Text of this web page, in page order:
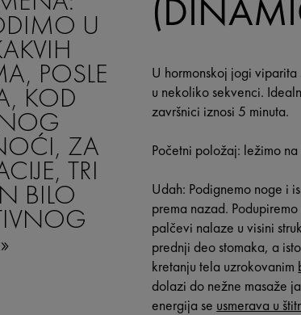
U
POSLE
KOD
ZA
TRI
BILO
U hormonskoj jogi
u nekoliko sekvenci.
završnici iznosi 5 minuta.
Početni položaj: ležimo
Udah: Podignemo noge i
prema nazad.
palčevi nalaze u visini
prednji deo stomaka, a
kretanju tela uzrokovanim
dolazi do nežne masaže
energija se usmerava u